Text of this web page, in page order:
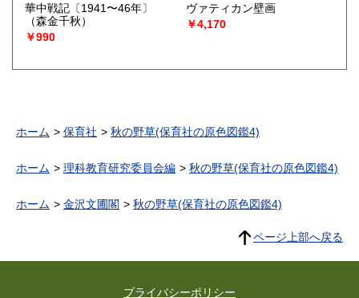
華中戦記〔1941〜46年〕
（森金千秋）
￥990
ヴァティカン壁画
￥4,170
ホーム 保育社 秋の野草(保育社の原色図鑑4)
ホーム 理科教育研究委員会編 秋の野草(保育社の原色図鑑4)
ホーム 金沢文圃閣 秋の野草(保育社の原色図鑑4)
ページ上部へ戻る
プライバシーポリシー